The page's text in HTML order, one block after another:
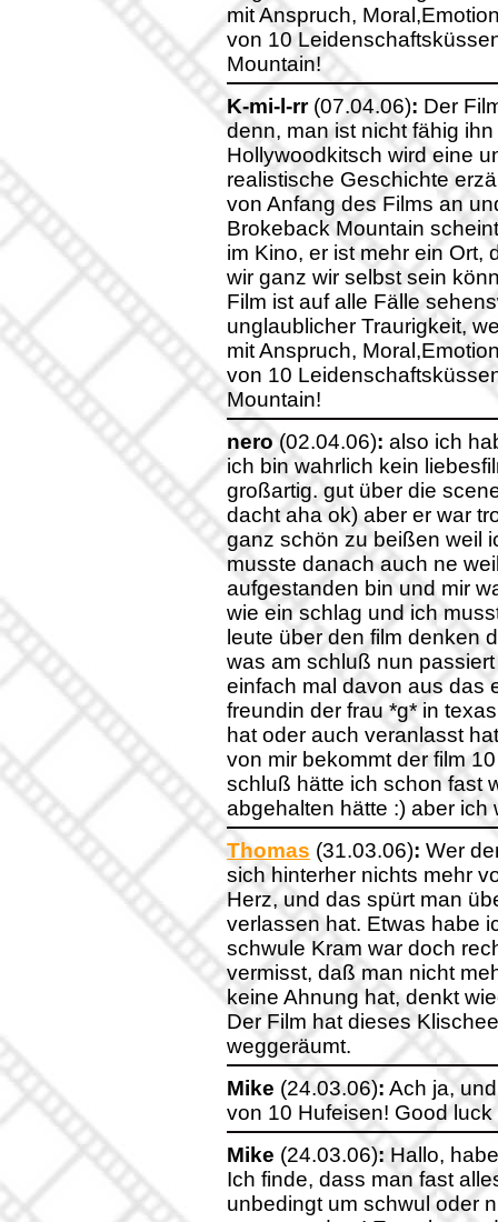
mit Anspruch,
von 10
Mountain!
K-mi-l-rr(07.04.06): Der
denn, man ist nicht fähig
Hollywoodkitsch wird eine
realistische Geschichte
von Anfang des Films an
Brokeback Mountain
im Kino, er ist mehr ein Ort,
wir ganz wir selbst sein
Film ist auf alle Fälle
unglaublicher Traurigkeit,
mit Anspruch,
von 10
Mountain!
nero(02.04.06): also ich
ich bin wahrlich kein
großartig. gut über die
dacht aha ok) aber er war
ganz schön zu beißen weil
musste danach auch ne
aufgestanden bin und mir
wie ein schlag und ich
leute über den film denken
was am schluß nun
einfach mal davon aus das
freundin der frau *g* in
hat oder auch veranlasst
von mir bekommt der film
schluß hätte ich schon fast
abgehalten hätte :) aber ich
Thomas (31.03.06): Wer
sich hinterher nichts mehr
Herz, und das spürt man
verlassen hat. Etwas habe
schwule Kram war doch
vermisst, daß man nicht
keine Ahnung hat, denkt
Der Film hat dieses
weggeräumt.
Mike (24.03.06): Ach ja,
von 10 Hufeisen! Good
Mike (24.03.06):Hallo,
Ich finde, dass man fast
unbedingt um schwul oder